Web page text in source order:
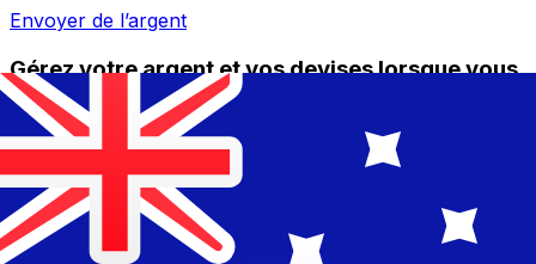
Envoyer de l’argent
Gérez votre argent et vos devises lorsque vous
êtes en déplacement
L'application Xe réunit toutes les fonctionnalités
nécessaires pour vos transferts d'argent internationaux
et la gestion de vos devises. Convertissez des devises,
programmez des alertes de taux et transférez de
l'argent à l'étranger sans frais cachés. Téléchargez